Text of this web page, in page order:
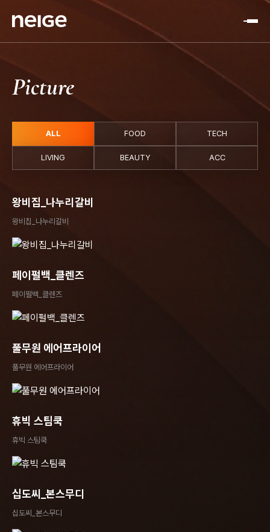
Picture
ALL FOOD TECH
LIVING BEAUTY ACC
왕비집_나누리갈비
왕비집_나누리갈비
페이펄백_클렌즈
페이펄백_클렌즈
풀무원 에어프라이어
풀무원 에어프라이어
휴빅 스팀쿡
휴빅 스팀쿡
십도씨_본스무디
십도씨_본스무디